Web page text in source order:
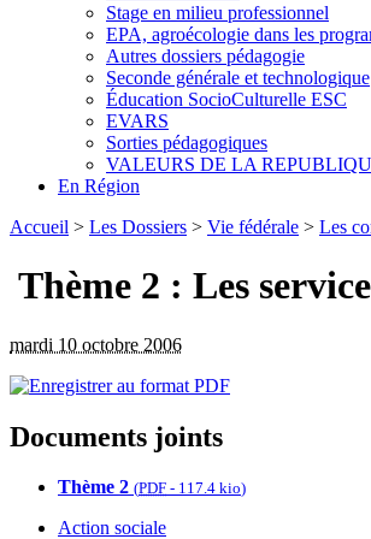
Stage en milieu professionnel
EPA, agroécologie dans les
Autres dossiers pédagogie
Seconde générale et technologique
Éducation SocioCulturelle ESC
EVARS
Sorties pédagogiques
VALEURS DE LA
En Région
Accueil > Les Dossiers > Vie fédérale > Les
Thème 2 : Les
mardi 10 octobre 2006
Documents joints
Thème 2 (PDF - 117.4 kio)
Action sociale